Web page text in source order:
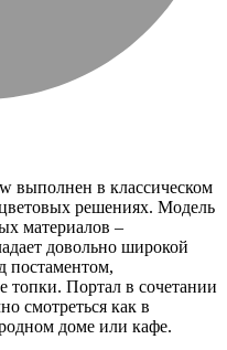
выполнен в классическом
решениях. Модель
материалов –
довольно широкой
постаментом,
Портал в сочетании
смотреться как в
доме или кафе.